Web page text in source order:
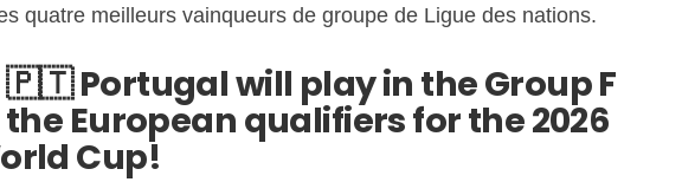
quatre meilleurs vainqueurs de groupe de Ligue des nations.
🇵🇹 Portugal will play in the Group F
European qualifiers for the 2026
Cup!